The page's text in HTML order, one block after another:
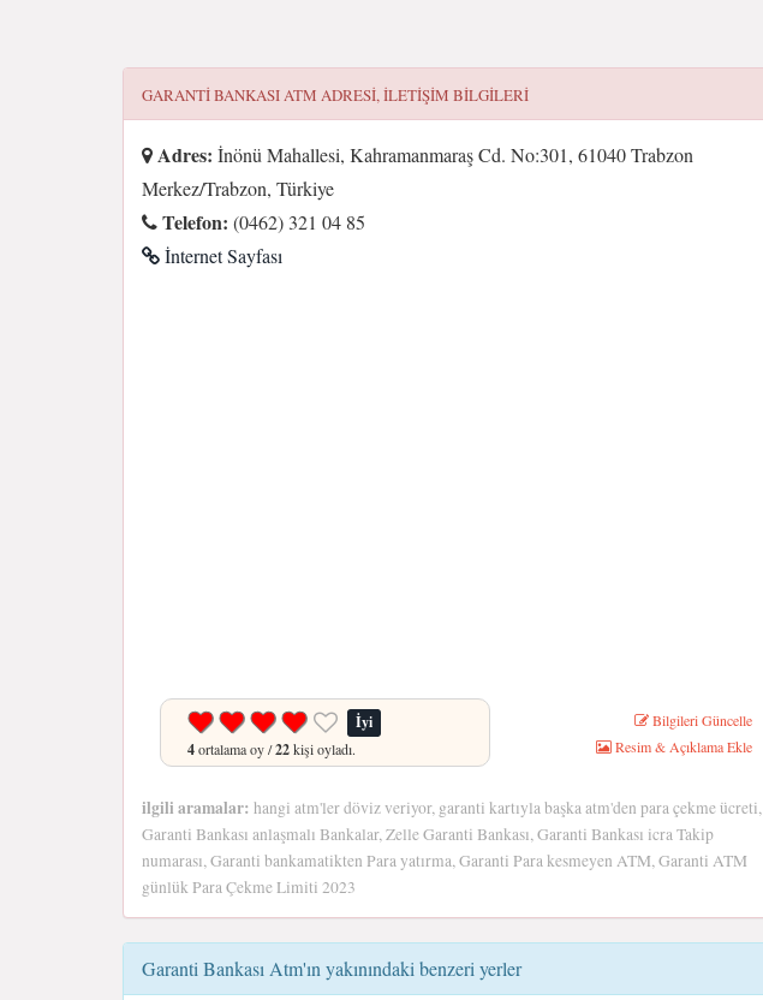
GARANTI BANKASI ATM ADRESI, ILETIŞIM BILGILERI
Adres: İnönü Mahallesi, Kahramanmaraş Cd. No:301, 61040 Trabzon
Merkez/Trabzon, Türkiye
Telefon: (0462) 321 04 85
İnternet Sayfası
İyi
4ortalama oy /22kişi oyladı.
Bilgileri Güncelle
Resim & Açıklama Ekle
ilgili aramalar: hangi atm'ler döviz veriyor, garanti kartıyla başka atm'den para çekme ücreti,
Garanti Bankası anlaşmalı Bankalar, Zelle Garanti Bankası, Garanti Bankası icra Takip
numarası, Garanti bankamatikten Para yatırma, Garanti Para kesmeyen ATM, Garanti ATM
günlük Para Çekme Limiti 2023
Garanti Bankası Atm'ın yakınındaki benzeri yerler